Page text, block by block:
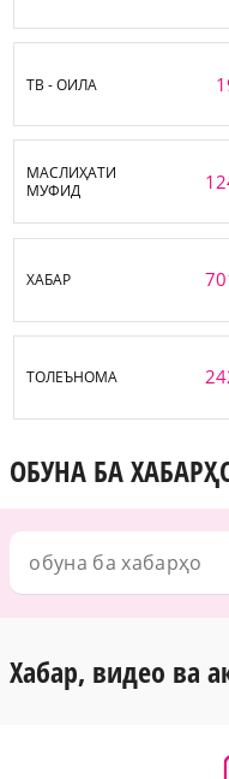
ТВ - ОИЛА
МАСЛИҲАТИ
МУФИД
ХАБАР
ТОЛЕЪНОМА
ОБУНА БА
Хабар, видео ва